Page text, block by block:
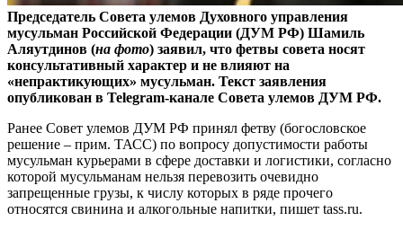
Председатель Совета улемов Духовного управления
мусульман Российской Федерации (ДУМ РФ) Шамиль
Аляутдинов (на фото) заявил, что фетвы cовета носят
консультативный характер и не влияют на
«непрактикующих» мусульман. Текст заявления
опубликован в Telegram-канале Совета улемов ДУМ РФ.
Ранее Совет улемов ДУМ РФ принял фетву (богословское
решение – прим. ТАСС) по вопросу допустимости работы
мусульман курьерами в сфере доставки и логистики, согласно
которой мусульманам нельзя перевозить очевидно
запрещенные грузы, к числу которых в ряде прочего
относятся свинина и алкогольные напитки, пишет tass.ru.